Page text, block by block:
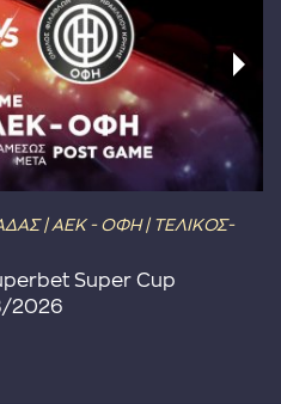
| ΑΕΚ - ΟΦΗ | ΤΕΛΙΚΟΣ-
Super Cup
2026